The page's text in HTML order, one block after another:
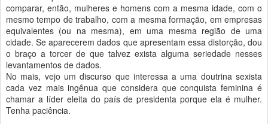
comparar, então, mulheres e homens com a mesma idade, com o
mesmo tempo de trabalho, com a mesma formação, em empresas
equivalentes (ou na mesma), em uma mesma região de uma
cidade. Se aparecerem dados que apresentam essa distorção, dou
o braço a torcer de que talvez exista alguma seriedade nesses
levantamentos de dados.
No mais, vejo um discurso que interessa a uma doutrina sexista
cada vez mais ingênua que considera que conquista feminina é
chamar a líder eleita do país de presidenta porque ela é mulher.
Tenha paciência.